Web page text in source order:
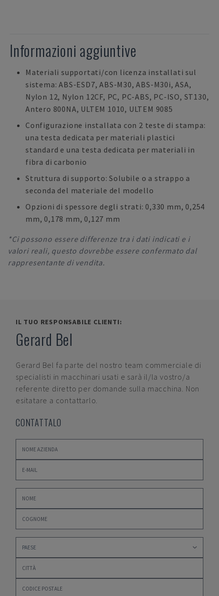
Informazioni aggiuntive
Materiali supportati/con licenza installati sul
sistema: ABS-ESD7, ABS-M30, ABS-M30i, ASA,
Nylon 12, Nylon 12CF, PC, PC-ABS, PC-ISO, ST130,
Antero 800NA, ULTEM 1010, ULTEM 9085
Configurazione installata con 2 teste di stampa:
una testa dedicata per materiali plastici
standard e una testa dedicata per materiali in
fibra di carbonio
Struttura di supporto: Solubile o a strappo a
seconda del materiale del modello
Opzioni di spessore degli strati: 0,330 mm, 0,254
mm, 0,178 mm, 0,127 mm
*Ci possono essere differenze tra i dati indicati e i
valori reali, questo dovrebbe essere confermato dal
rappresentante di vendita.
IL TUO RESPONSABILE CLIENTI:
Gerard Bel
Gerard Bel fa parte del nostro team commerciale di
specialisti in macchinari usati e sarà il/la vostro/a
referente diretto per domande sulla macchina. Non
esitatare a contattarlo.
CONTATTALO